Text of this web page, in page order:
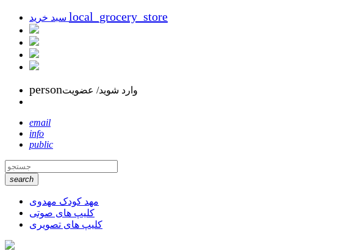
local_grocery_store
personوارد شوید/ عضویت
email
info
public
search
مهد کودک مهدوی
کلیپ های صوتی
کلیپ های تصویری